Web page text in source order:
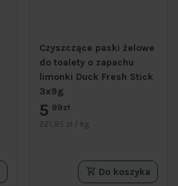
Czyszczące paski żelowe
do toalety o zapachu
limonki Duck Fresh Stick
3x9g
5 99zł
221,85 zł / kg
Do koszyka